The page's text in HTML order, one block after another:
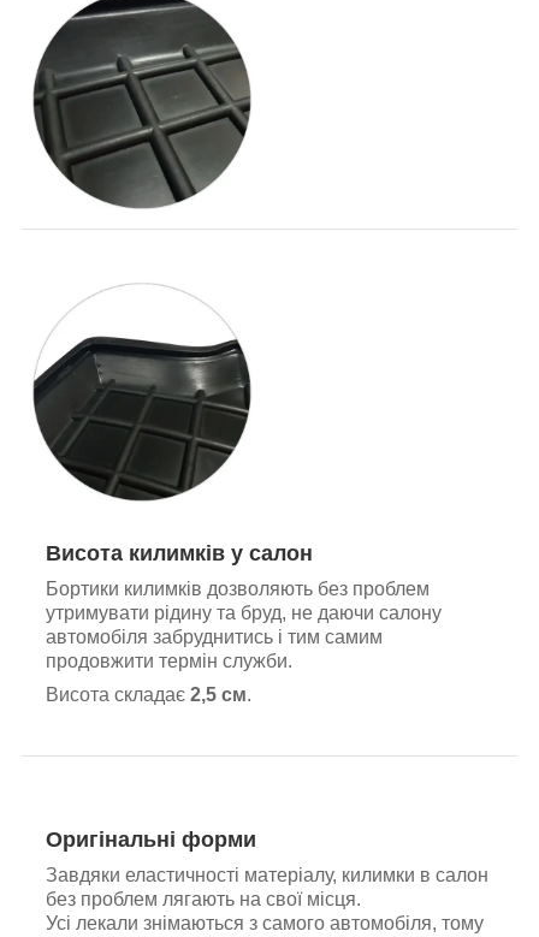
Висота килимків у салон
Бортики килимків дозволяють без проблем
утримувати рідину та бруд, не даючи салону
автомобіля забруднитись і тим самим
продовжити термін служби.
Висота складає 2,5 см.
Оригінальні форми
Завдяки еластичності матеріалу, килимки в салон
без проблем лягають на свої місця.
Усі лекали знімаються з самого автомобіля, тому